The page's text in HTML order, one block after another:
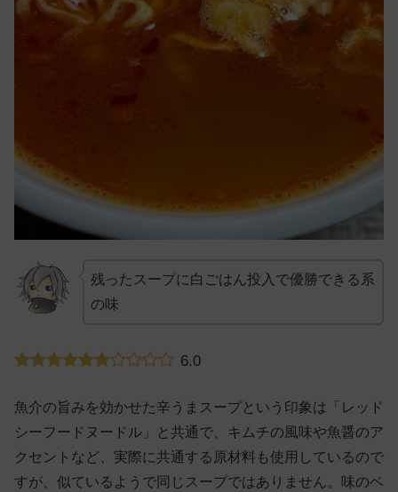
残ったスープに白ごはん投入で優勝できる系
の味
6.0
魚介の旨みを効かせた辛うまスープという印象は「レッド
シーフードヌードル」と共通で、キムチの風味や魚醤のア
クセントなど、実際に共通する原材料も使用しているので
すが、似ているようで同じスープではありません。味のベ